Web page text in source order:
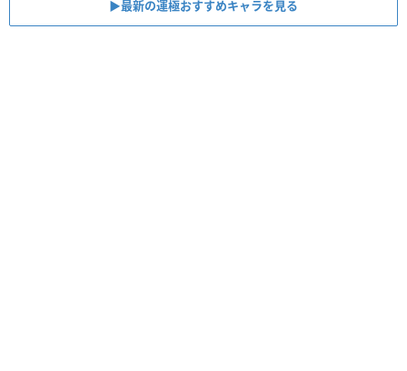
▶︎最新の運極おすすめキャラを見る